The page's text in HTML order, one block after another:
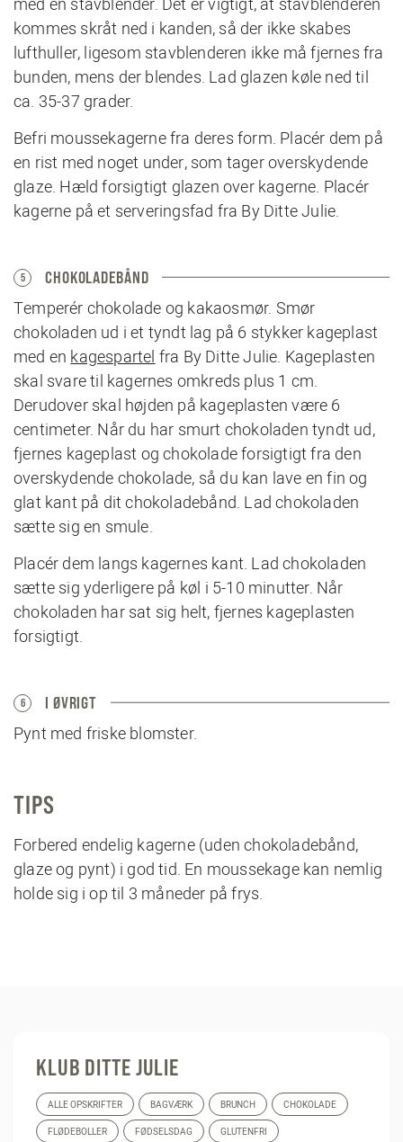
kommes skråt ned i kanden, så der ikke skabes
lufthuller, ligesom stavblenderen ikke må fjernes fra
bunden, mens der blendes. Lad glazen køle ned til
ca. 35-37 grader.
Befri moussekagerne fra deres form. Placér dem på
en rist med noget under, som tager overskydende
glaze. Hæld forsigtigt glazen over kagerne. Placér
kagerne på et serveringsfad fra By Ditte Julie.
5 CHOKOLADEBÅND
Temperér chokolade og kakaosmør. Smør
chokoladen ud i et tyndt lag på 6 stykker kageplast
med en kagespartel fra By Ditte Julie. Kageplasten
skal svare til kagernes omkreds plus 1 cm.
Derudover skal højden på kageplasten være 6
centimeter. Når du har smurt chokoladen tyndt ud,
fjernes kageplast og chokolade forsigtigt fra den
overskydende chokolade, så du kan lave en fin og
glat kant på dit chokoladebånd. Lad chokoladen
sætte sig en smule.
Placér dem langs kagernes kant. Lad chokoladen
sætte sig yderligere på køl i 5-10 minutter. Når
chokoladen har sat sig helt, fjernes kageplasten
forsigtigt.
6 I ØVRIGT
Pynt med friske blomster.
TIPS
Forbered endelig kagerne (uden chokoladebånd,
glaze og pynt) i god tid. En moussekage kan nemlig
holde sig i op til 3 måneder på frys.
KLUB DITTE JULIE
ALLE OPSKRIFTER BAGVÆRK BRUNCH CHOKOLADE
FLØDEBOLLER FØDSELSDAG GLUTENFRI